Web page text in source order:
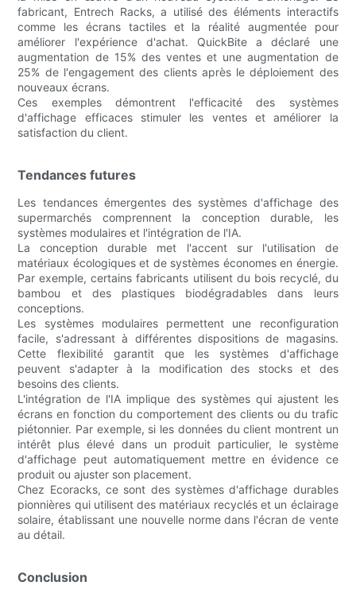
fabricant, Entrech Racks, a utilisé des éléments interactifs
comme les écrans tactiles et la réalité augmentée pour
améliorer l'expérience d'achat. QuickBite a déclaré une
augmentation de 15% des ventes et une augmentation de
25% de l'engagement des clients après le déploiement des
nouveaux écrans.
Ces exemples démontrent l'efficacité des systèmes
d'affichage efficaces stimuler les ventes et améliorer la
satisfaction du client.
Tendances futures
Les tendances émergentes des systèmes d'affichage des
supermarchés comprennent la conception durable, les
systèmes modulaires et l'intégration de l'IA.
La conception durable met l'accent sur l'utilisation de
matériaux écologiques et de systèmes économes en énergie.
Par exemple, certains fabricants utilisent du bois recyclé, du
bambou et des plastiques biodégradables dans leurs
conceptions.
Les systèmes modulaires permettent une reconfiguration
facile, s'adressant à différentes dispositions de magasins.
Cette flexibilité garantit que les systèmes d'affichage
peuvent s'adapter à la modification des stocks et des
besoins des clients.
L'intégration de l'IA implique des systèmes qui ajustent les
écrans en fonction du comportement des clients ou du trafic
piétonnier. Par exemple, si les données du client montrent un
intérêt plus élevé dans un produit particulier, le système
d'affichage peut automatiquement mettre en évidence ce
produit ou ajuster son placement.
Chez Ecoracks, ce sont des systèmes d'affichage durables
pionnières qui utilisent des matériaux recyclés et un éclairage
solaire, établissant une nouvelle norme dans l'écran de vente
au détail.
Conclusion